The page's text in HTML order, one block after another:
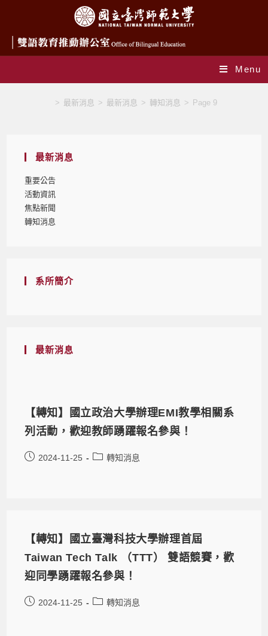
Menu
> 最新消息 > 最新消息 > 轉知消息 > Page 9
最新消息
重要公告
活動資訊
焦點新聞
轉知消息
系所簡介
最新消息
【轉知】國立政治大學辦理EMI教學相關系
列活動，歡迎教師踴躍報名參與！
2024-11-25 轉知消息
【轉知】國立臺灣科技大學辦理首屆
Taiwan Tech Talk （TTT） 雙語競賽，歡
迎同學踴躍報名參與！
2024-11-25 轉知消息